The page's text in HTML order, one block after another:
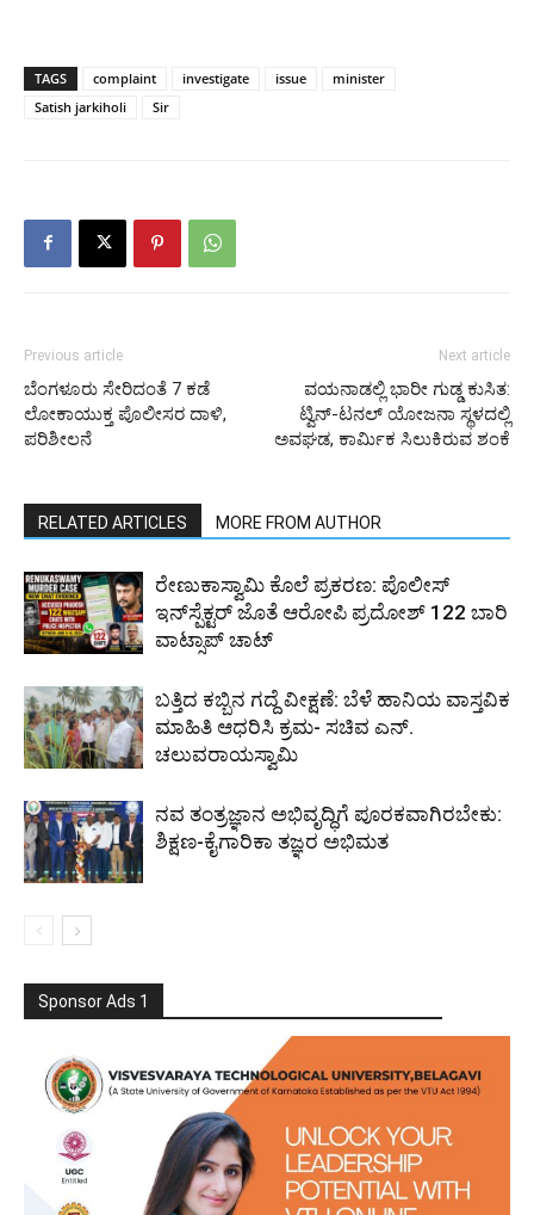
TAGS complaint investigate issue
minister
Satish jarkiholi
Sir
Previous article
ಬೆಂಗಳೂರು ಸೇರಿದಂತೆ 7 ಕಡೆ
ಲೋಕಾಯುಕ್ತ ಪೊಲೀಸರ ದಾಳಿ,
ಪರಿಶೀಲನೆ
Next article
ವಯನಾಡಲ್ಲಿ ಭಾರೀ ಗುಡ್ಡ ಕುಸಿತ:
ಟ್ವಿನ್-ಟನಲ್ ಯೋಜನಾ ಸ್ಥಳದಲ್ಲಿ
ಅವಘಡ, ಕಾರ್ಮಿಕ ಸಿಲುಕಿರುವ ಶಂಕೆ
RELATED ARTICLES MORE FROM AUTHOR
ರೇಣುಕಾಸ್ವಾಮಿ ಕೊಲೆ ಪ್ರಕರಣ: ಪೊಲೀಸ್
ಇನ್‌ಸ್ಪೆಕ್ಟರ್‌ ಜೊತೆ ಆರೋಪಿ ಪ್ರದೋಶ್‌ 122 ಬಾರಿ
ವಾಟ್ಸಾಪ್ ಚಾಟ್
ಬತ್ತಿದ ಕಬ್ಬಿನ ಗದ್ದೆ ವೀಕ್ಷಣೆ: ಬೆಳೆ ಹಾನಿಯ ವಾಸ್ತವಿಕ
ಮಾಹಿತಿ ಆಧರಿಸಿ ಕ್ರಮ- ಸಚಿವ ಎನ್.
ಚಲುವರಾಯಸ್ವಾಮಿ
ನವ ತಂತ್ರಜ್ಞಾನ ಅಭಿವೃದ್ಧಿಗೆ ಪೂರಕವಾಗಿರಬೇಕು:
ಶಿಕ್ಷಣ-ಕೈಗಾರಿಕಾ ತಜ್ಞರ ಅಭಿಮತ
Sponsor Ads 1